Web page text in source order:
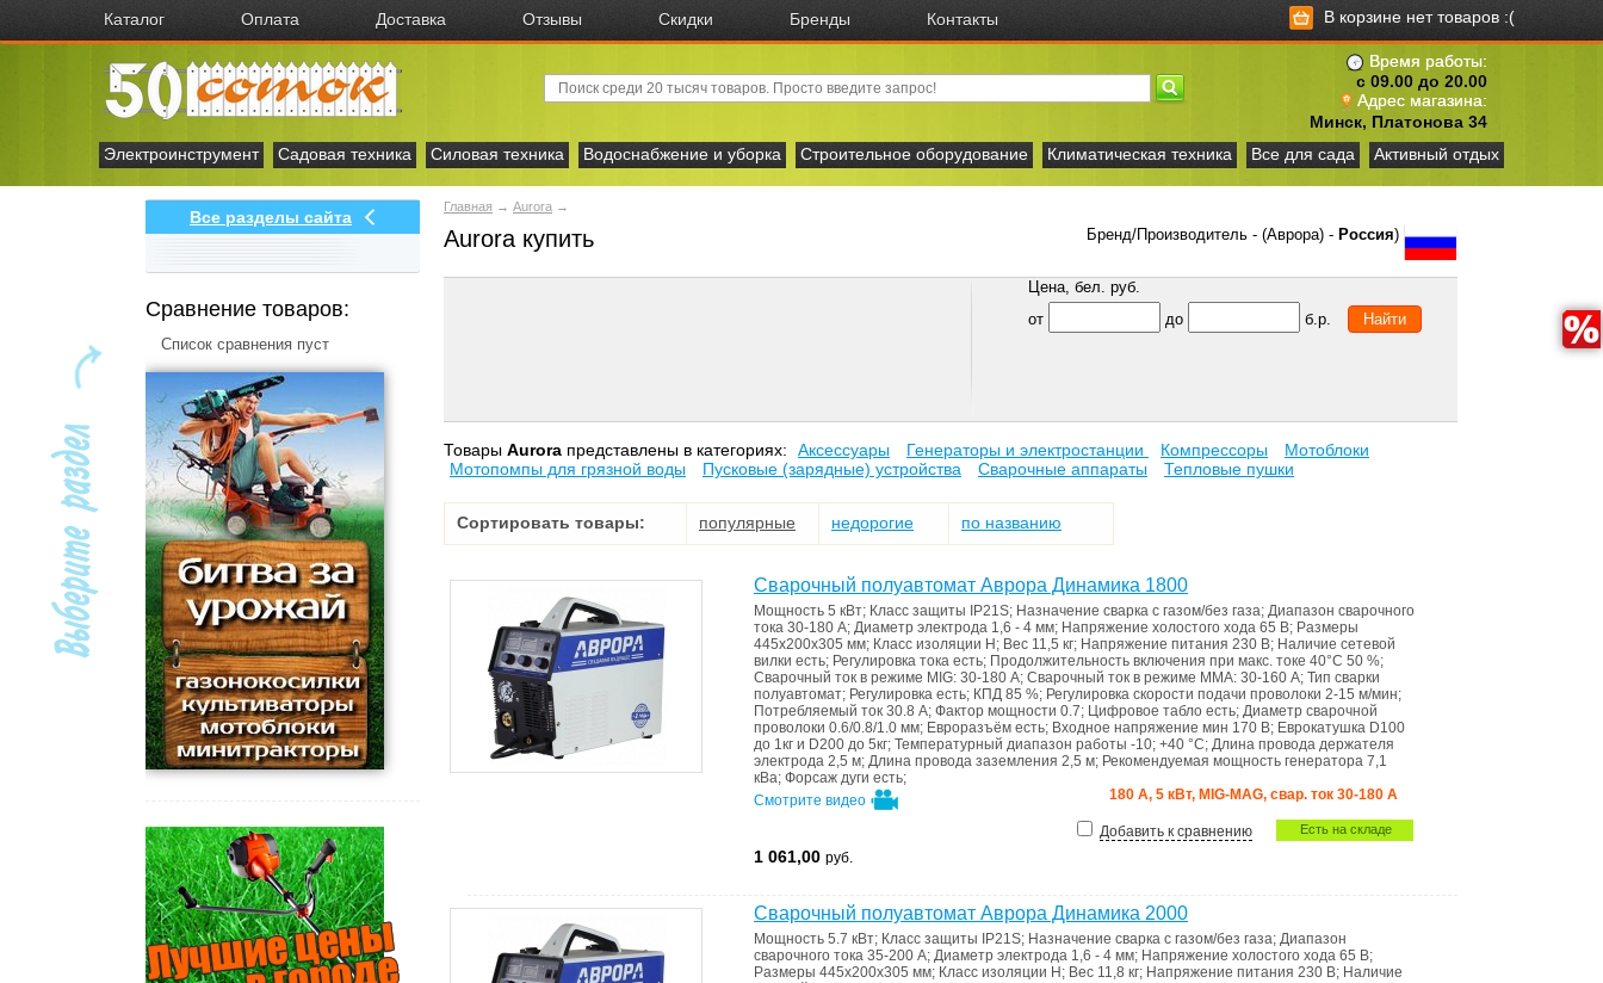
Каталог Оплата Доставка Отзывы Скидки Бренды Контакты В корзине нет товаров :(
Время работы:
с 09.00 до 20.00
Адрес магазина:
Минск, Платонова 34
Электроинструмент
Садовая техника Силовая техника Водоснабжение и уборка Строительное оборудование Климатическая техника Все для сада Активный отдых
Все разделы сайта
Сравнение товаров:
Список сравнения пуст
Главная → Aurora →
Aurora купить Бренд/Производитель - (Аврора) - Россия)
Цена, бел. руб.
от
до б.р.
Товары Aurora представлены в категориях: Аксессуары Генераторы и электростанции Компрессоры
Мотоблоки
Мотопомпы для грязной воды
Пусковые (зарядные) устройства Сварочные аппараты Тепловые пушки
Сортировать товары: популярные недорогие по названию
Cварочный полуавтомат Аврора Динамика 1800
Мощность 5 кВт; Класс защиты IP21S; Назначение сварка с газом/без газа; Диапазон сварочного
тока 30-180 А; Диаметр электрода 1,6 - 4 мм; Напряжение холостого хода 65 В; Размеры
445x200x305 мм; Класс изоляции Н ; Вес 11,5 кг; Напряжение питания 230 В; Наличие сетевой
вилки есть; Регулировка тока есть; Продолжительность включения при макс. токе 40°C 50 %;
Сварочный ток в режиме MIG: 30-180 А; Сварочный ток в режиме ММА: 30-160 А; Тип сварки
полуавтомат; Регулировка есть; КПД 85 %; Регулировка скорости подачи проволоки 2-15 м/мин;
Потребляемый ток 30.8 А; Фактор мощности 0.7; Цифровое табло есть; Диаметр сварочной
проволоки 0.6/0.8/1.0 мм; Евроразъём есть; Входное напряжение мин 170 В; Еврокатушка D100
до 1кг и D200 до 5кг; Температурный диапазон работы -10; +40 °C; Длина провода держателя
электрода 2,5 м; Длина провода заземления 2,5 м; Рекомендуемая мощность генератора 7,1
кВа; Форсаж дуги есть;
180 А, 5 кВт, MIG-MAG, свар. ток 30-180 А
Смотрите видео
Есть на складе
Добавить к сравнению
1 061,00 руб.
Cварочный полуавтомат Аврора Динамика 2000
Мощность 5.7 кВт; Класс защиты IP21S; Назначение сварка с газом/без газа; Диапазон
сварочного тока 35-200 А; Диаметр электрода 1,6 - 4 мм; Напряжение холостого хода 65 В;
Размеры 445x200x305 мм; Класс изоляции Н ; Вес 11,8 кг; Напряжение питания 230 В; Наличие